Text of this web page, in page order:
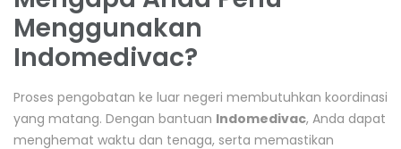
Menggunakan
Indomedivac?
Proses pengobatan ke luar negeri membutuhkan koordinasi
yang matang. Dengan bantuan Indomedivac, Anda dapat
menghemat waktu dan tenaga, serta memastikan